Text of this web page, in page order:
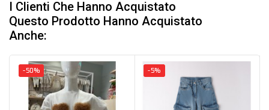
I Clienti Che Hanno Acquistato
Questo Prodotto Hanno Acquistato
Anche:
-50% -5%